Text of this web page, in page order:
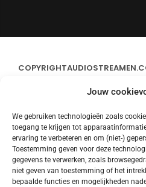
Jouw
We gebruiken technologieën zoals
toegang te krijgen tot
ervaring te verbeteren en om (niet-)
Toestemming geven voor deze
gegevens te verwerken, zoals
niet geven van toestemming of het
bepaalde functies en mogelijkheden
COPYRIGHT
CONTACT
STREAMS